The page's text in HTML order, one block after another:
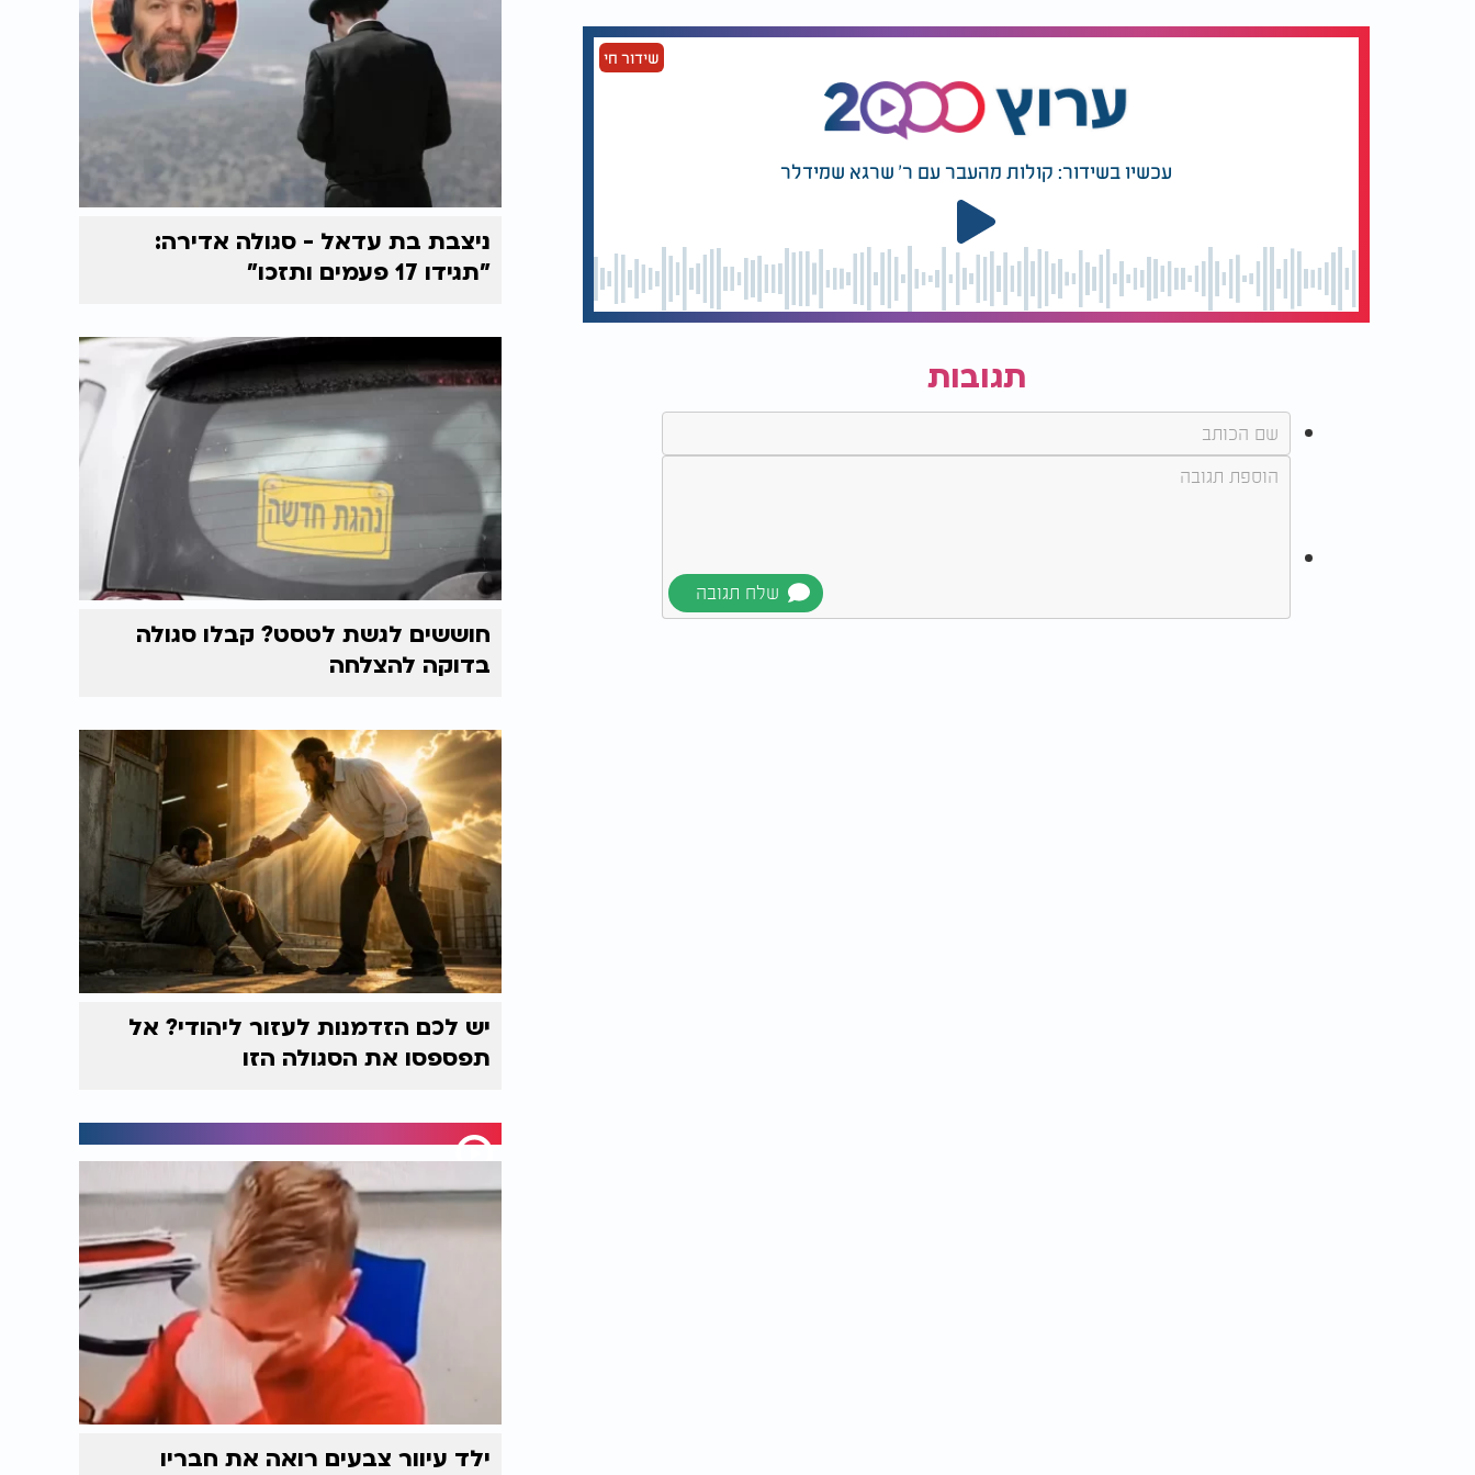
3212972. אל תחכו למחר, הבטיחו את השנה שלכם כבר עכשיו.
שידור חי
עכשיו בשידור: קולות מהעבר עם ר' שרגא שמידלר
תגובות
ניצבת בת עדאל - סגולה אדירה:
"תגידו 17 פעמים ותזכו"
חוששים לגשת לטסט? קבלו סגולה
בדוקה להצלחה
יש לכם הזדמנות לעזור ליהודי? אל
תפספסו את הסגולה הזו
ילד עיוור צבעים רואה את חבריו